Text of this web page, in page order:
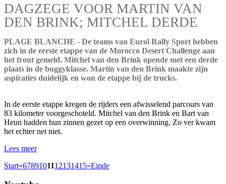
DAGZEGE VOOR MARTIN VAN
DEN BRINK; MITCHEL DERDE
PLAGE BLANCHE - De teams van Eurol Rally Sport hebben
zich in de eerste etappe van de Morocco Desert Challenge aan
het front gemeld. Mitchel van den Brink opende met een derde
plaats in de buggyklasse. Martin van den Brink maakte zijn
aspiraties duidelijk en won de etappe bij de trucks.
In de eerste etappe kregen de rijders een afwisselend parcours van
83 kilometer voorgeschoteld. Mitchel van den Brink en Bart van
Heun hadden hun zinnen gezet op een overwinning. Zo ver kwam
het echter net niet.
Lees meer
Start«6789101112131415»Einde